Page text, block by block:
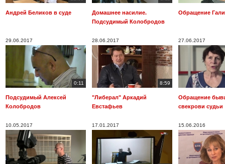
Андрей Беликов в суде
Домашнее насилие.
Подсудимый Колобродов
Обращение
29.06.2017
0:11
Подсудимый Алексей
Колобродов
28.06.2017
8:59
"Либерал" Аркадий
Евстафьев
27.06.2017
Обращение
свекрови судьи
10.05.2017 17.01.2017 15.06.2016